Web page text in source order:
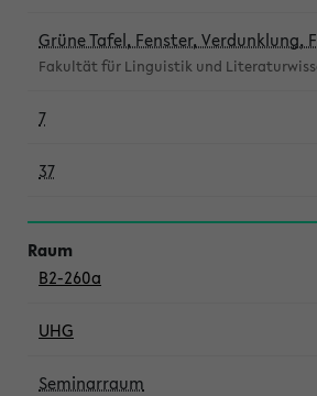
Grüne Tafel, Fenster, Verdunklung,
Fakultät für Linguistik und
7
37
B2-260a
UHG
Seminarraum